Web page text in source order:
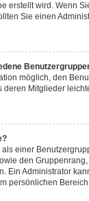
erstellt wird. Wenn
Sie einen
möglich, den
deren Mitglieder
einer
den
Ein Administrator
persönlichen